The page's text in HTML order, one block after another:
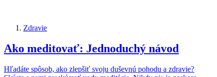
Zdravie
Ako meditovať: Jednoduchý návod
Hľadáte spôsob, ako zlepšiť svoju duševnú pohodu a zdravie?